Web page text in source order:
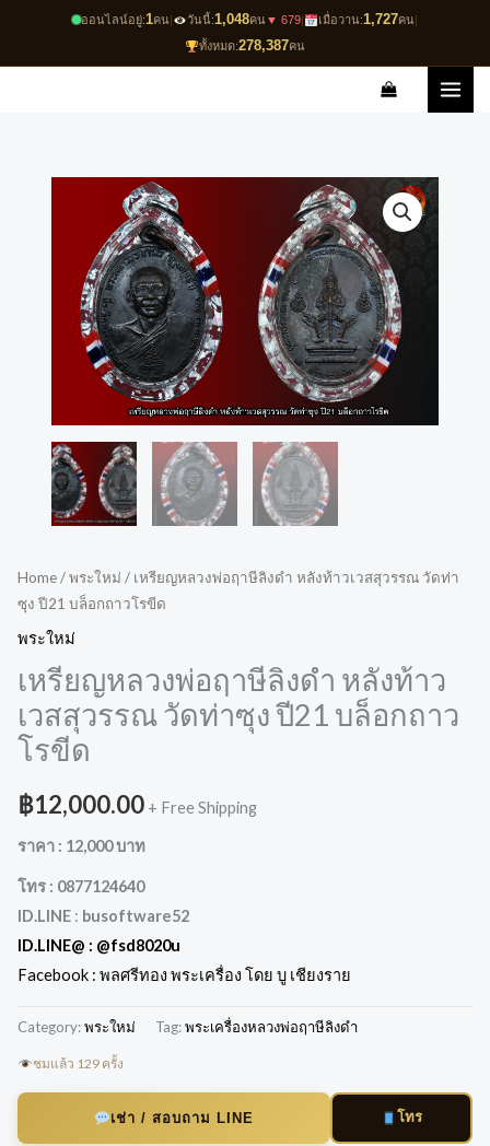
ออนไลน์อยู่:1คน| วันนี้:1,048คน▼ 679| เมื่อวาน:1,727คน|
ทั้งหมด:278,387คน
content
Home/พระใหม่ / เหรียญหลวงพ่อฤาษีลิงดำ หลังท้าวเวสสุวรรณ วัดท่า
ซุง ปี21 บล็อกถาวโรขีด
พระใหม่
เหรียญหลวงพ่อฤาษีลิงดำ หลังท้าว
เวสสุวรรณ วัดท่าซุง ปี21 บล็อกถาว
โรขีด
฿12,000.00 + Free Shipping
ราคา : 12,000 บาท
โทร : 0877124640
ID.LINE : busoftware52
ID.LINE@ : @fsd8020u
Facebook : พลศรีทอง พระเครื่อง โดย บู เชียงราย
Category:พระใหม่ Tag:พระเครื่องหลวงพ่อฤาษีลิงดำ
ชมแล้ว 129 ครั้ง
เช่า / สอบถาม LINE โทร